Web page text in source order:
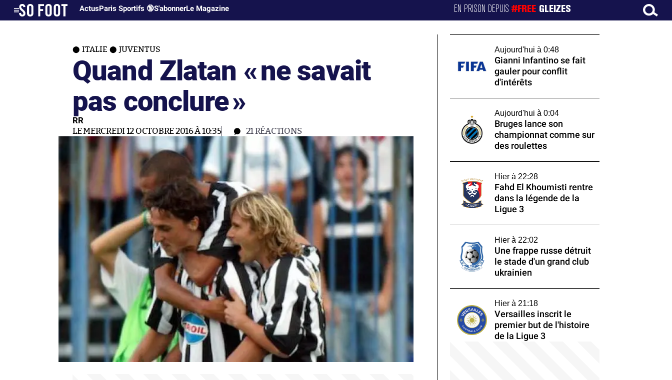
ActusParis Sportifs 🔞S'abonnerLe Magazine EN PRISON DEPUIS#FREE GLEIZES
ITALIE JUVENTUS
Quand Zlatan «ne savait
pas conclure»
RR
LE MERCREDI 12 OCTOBRE 2016 À 10:35 21 RÉACTIONS
Aujourd'hui à 0:48
Gianni Infantino se fait
gauler pour conflit
d'intérêts
Aujourd'hui à 0:04
Bruges lance son
championnat comme sur
des roulettes
Hier à 22:28
Fahd El Khoumisti rentre
dans la légende de la
Ligue 3
Hier à 22:02
Une frappe russe détruit
le stade d'un grand club
ukrainien
Hier à 21:18
Versailles inscrit le
premier but de l'histoire
de la Ligue 3